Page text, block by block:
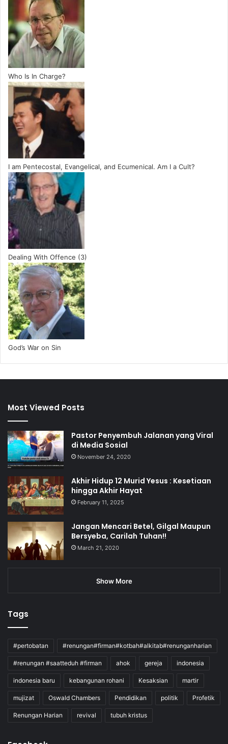
Who Is In Charge?
I am Pentecostal, Evangelical, and Ecumenical. Am I a Cult?
Dealing With Offence (3)
God’s War on Sin
Most Viewed Posts
Pastor Penyembuh Jalanan yang Viral
di Media Sosial
November 24, 2020
Akhir Hidup 12 Murid Yesus : Kesetiaan
hingga Akhir Hayat
February 11, 2025
Jangan Mencari Betel, Gilgal Maupun
Bersyeba, Carilah Tuhan!!
March 21, 2020
Show More
Tags
#pertobatan #renungan#firman#kotbah#alkitab#renunganharian
#renungan #saatteduh #firman ahok gereja indonesia
indonesia baru kebangunan rohani Kesaksian martir
mujizat Oswald Chambers Pendidikan politik Profetik
Renungan Harian revival tubuh kristus